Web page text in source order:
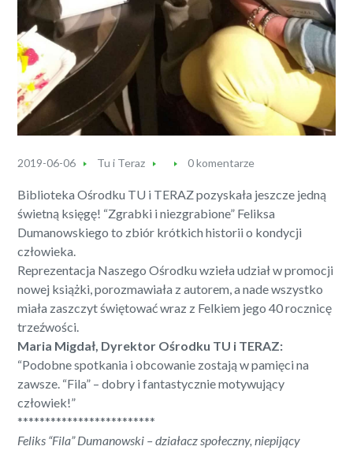
2019-06-06 Tu i Teraz 0 komentarze
Biblioteka Ośrodku TU i TERAZ pozyskała jeszcze jedną
świetną księgę! “Zgrabki i niezgrabione” Feliksa
Dumanowskiego to zbiór krótkich historii o kondycji
człowieka.
Reprezentacja Naszego Ośrodku wzieła udział w promocji
nowej książki, porozmawiała z autorem, a nade wszystko
miała zaszczyt świętować wraz z Felkiem jego 40 rocznicę
trzeźwości.
Maria Migdał, Dyrektor Ośrodku TU i TERAZ:
“Podobne spotkania i obcowanie zostają w pamięci na
zawsze. “Fila” – dobry i fantastycznie motywujący
człowiek!”
*************************
Feliks “Fila” Dumanowski – działacz społeczny, niepijący